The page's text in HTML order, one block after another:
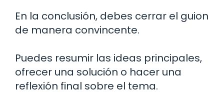
En la conclusión, debes cerrar el guion
de manera convincente.
Puedes resumir las ideas principales,
ofrecer una solución o hacer una
reflexión final sobre el tema.